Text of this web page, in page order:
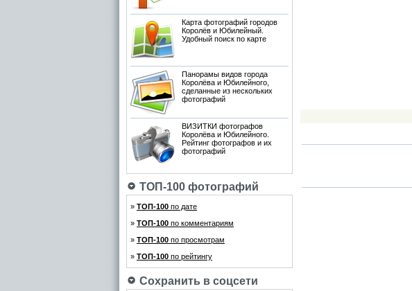
Карта фотографий городов
Королёв и Юбилейный.
Удобный поиск по карте
Панорамы видов города
Королёва и Юбилейного,
сделанные из нескольких
фотографий
ВИЗИТКИ фотографов
Королёва и Юбилейного.
Рейтинг фотографов и их
фотографий
ТОП-100 фотографий
» ТОП-100 по дате
» ТОП-100 по комментариям
» ТОП-100 по просмотрам
» ТОП-100 по рейтингу
Сохранить в соцсети